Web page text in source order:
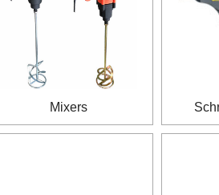
Mixers